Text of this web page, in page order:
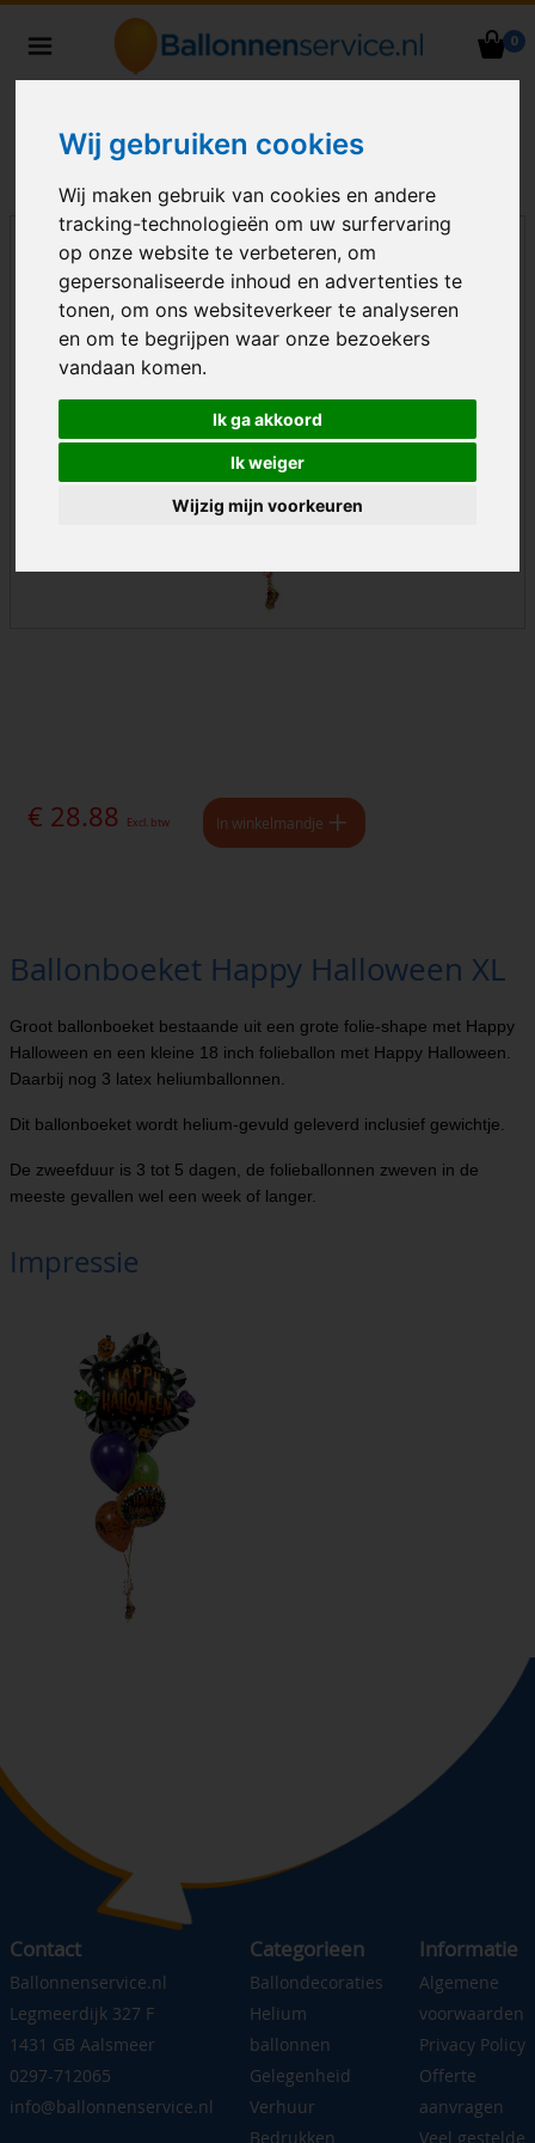
Wij gebruiken cookies
Wij maken gebruik van cookies en andere
tracking-technologieën om uw surfervaring
op onze website te verbeteren, om
gepersonaliseerde inhoud en advertenties te
tonen, om ons websiteverkeer te analyseren
en om te begrijpen waar onze bezoekers
vandaan komen.
Ik ga akkoord
Ik weiger
Wijzig mijn voorkeuren
0
Heliumballonnen en
€ 28.88 Excl. btw In winkelmandje
Ballonboeket Happy Halloween XL
Groot ballonboeket bestaande uit een grote folie-shape met Happy
Halloween en een kleine 18 inch folieballon met Happy Halloween.
Daarbij nog 3 latex heliumballonnen.
Dit ballonboeket wordt helium-gevuld geleverd inclusief gewichtje.
De zweefduur is 3 tot 5 dagen, de folieballonnen zweven in de
meeste gevallen wel een week of langer.
Impressie
Contact
Ballonnenservice.nl
Legmeerdijk 327 F
1431 GB Aalsmeer
0297-712065
info@ballonnenservice.nl
Categorieen
Ballondecoraties
Helium
ballonnen
Gelegenheid
Verhuur
Bedrukken
Informatie
Algemene
voorwaarden
Privacy Policy
Offerte
aanvragen
Veel gestelde